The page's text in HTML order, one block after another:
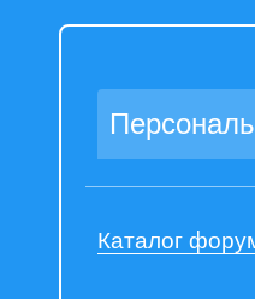
Каталог